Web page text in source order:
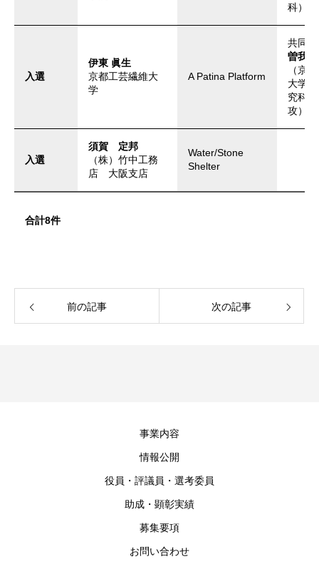
科）
入選
伊東 眞生
京都工芸繊維大
学
A Patina Platform
共同
曽我
（京
大学
究科
攻）
入選
須賀 定邦
（株）竹中工務
店 大阪支店
Water/Stone
Shelter
合計8件
前の記事 次の記事
事業内容
情報公開
役員・評議員・選考委員
助成・顕彰実績
募集要項
お問い合わせ